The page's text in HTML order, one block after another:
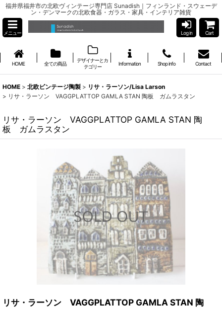
福井県福井市の北欧ヴィンテージ専門店 Sunadish｜フィンランド・スウェーデ
ン・デンマークの北欧食器・ガラス・家具・インテリア雑貨
メニュー Log in Cart
HOME 全ての商品
デザイナーとカ
テゴリー
Information Shop info Contact
HOME > 北欧ビンテージ陶製 > リサ・ラーソン/Lisa Larson
> リサ・ラーソン VAGGPLATTOP GAMLA STAN 陶板 ガムラスタン
リサ・ラーソン VAGGPLATTOP GAMLA STAN 陶
板 ガムラスタン
リサ・ラーソン VAGGPLATTOP GAMLA STAN 陶